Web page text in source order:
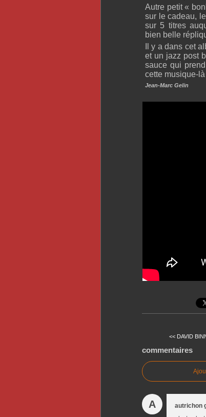
Autre petit «
sur le cadeau,
sur 5 titres
bien belle
Il y a dans cet
et un jazz post
sauce qui
cette musique-
Jean-Marc Gelin
<< DAVID
commentaires
A autrichon